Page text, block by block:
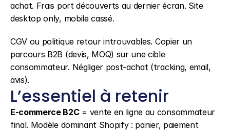
achat. Frais port découverts au dernier écran. Site
desktop only, mobile cassé.
CGV ou politique retour introuvables. Copier un
parcours B2B (devis, MOQ) sur une cible
consommateur. Négliger post-achat (tracking, email,
avis).
L’essentiel à retenir
E-commerce B2C = vente en ligne au consommateur
final. Modèle dominant Shopify : panier, paiement